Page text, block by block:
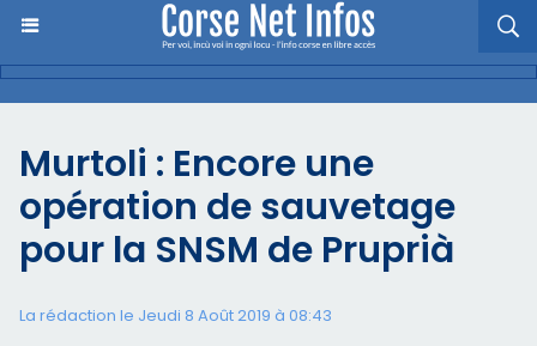
Murtoli : Encore une
opération de sauvetage
pour la SNSM de Pruprià
La rédaction le Jeudi 8 Août 2019 à 08:43